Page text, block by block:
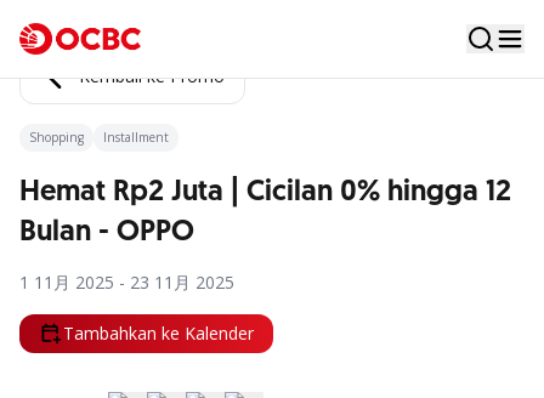
Kembali ke Promo
Shopping Installment
Hemat Rp2 Juta | Cicilan 0% hingga 12
Bulan - OPPO
1 11月 2025 - 23 11月 2025
Tambahkan ke Kalender